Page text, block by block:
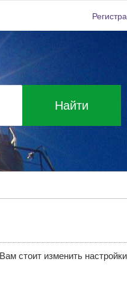
Найти
стоит изменить настройки